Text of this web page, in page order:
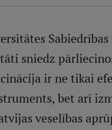
sniedz
ir ne tikai
bet arī
veselības